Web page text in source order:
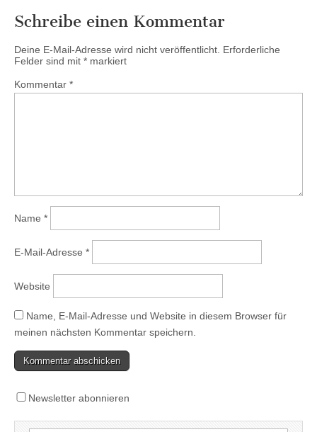
Schreibe einen Kommentar
Deine E-Mail-Adresse wird nicht veröffentlicht. Erforderliche
Felder sind mit * markiert
Kommentar *
Name *
E-Mail-Adresse *
Website
Name, E-Mail-Adresse und Website in diesem Browser für
meinen nächsten Kommentar speichern.
Newsletter abonnieren